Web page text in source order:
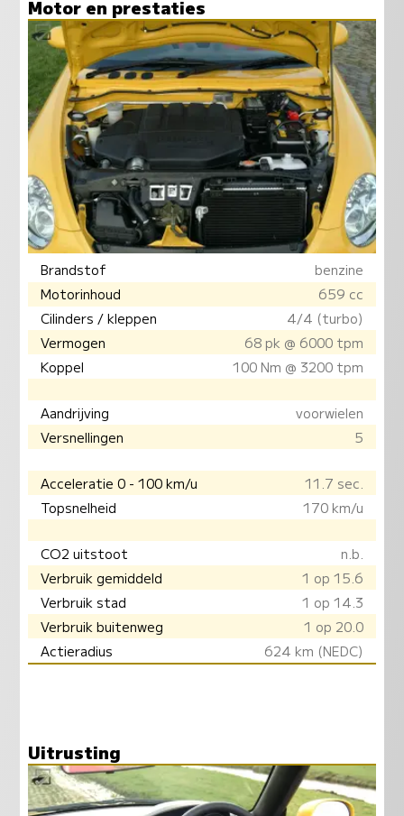
Motor en prestaties
Brandstof
benzine
Motorinhoud
659 cc
Cilinders / kleppen
4/4 (turbo)
Vermogen
68 pk @ 6000 tpm
Koppel
100 Nm @ 3200 tpm
Aandrijving
voorwielen
Versnellingen
5
Acceleratie 0 - 100 km/u
11.7 sec.
Topsnelheid
170 km/u
CO2 uitstoot
n.b.
Verbruik gemiddeld
1 op 15.6
Verbruik stad
1 op 14.3
Verbruik buitenweg
1 op 20.0
Actieradius
624 km (NEDC)
Uitrusting